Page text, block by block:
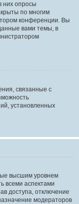
них опросы
по многим
конференции. Вы
вами темы, в
связанные с
установленных
высшим уровнем
всеми аспектами
доступа, отключение
модераторов